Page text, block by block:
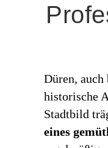
Düren,
historische
Stadtbild
eines